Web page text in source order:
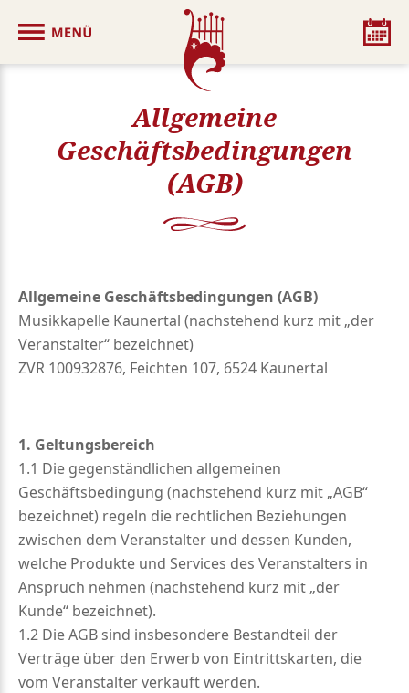
Allgemeine
Geschäftsbedingungen
(AGB)
Allgemeine Geschäftsbedingungen (AGB)
Musikkapelle Kaunertal (nachstehend kurz mit „der
Veranstalter“ bezeichnet)
ZVR 100932876, Feichten 107, 6524 Kaunertal
1. Geltungsbereich
1.1 Die gegenständlichen allgemeinen
Geschäftsbedingung (nachstehend kurz mit „AGB“
bezeichnet) regeln die rechtlichen Beziehungen
zwischen dem Veranstalter und dessen Kunden,
welche Produkte und Services des Veranstalters in
Anspruch nehmen (nachstehend kurz mit „der
Kunde“ bezeichnet).
1.2 Die AGB sind insbesondere Bestandteil der
Verträge über den Erwerb von Eintrittskarten, die
vom Veranstalter verkauft werden.